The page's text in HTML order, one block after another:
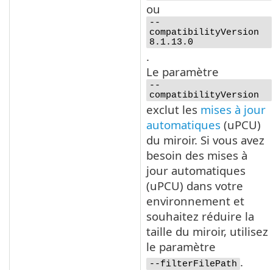
ou
--
compatibilityVersion
8.1.13.0
.
Le paramètre
--
compatibilityVersion
exclut les mises à jour
automatiques (uPCU)
du miroir. Si vous avez
besoin des mises à
jour automatiques
(uPCU) dans votre
environnement et
souhaitez réduire la
taille du miroir, utilisez
le paramètre
--filterFilePath .